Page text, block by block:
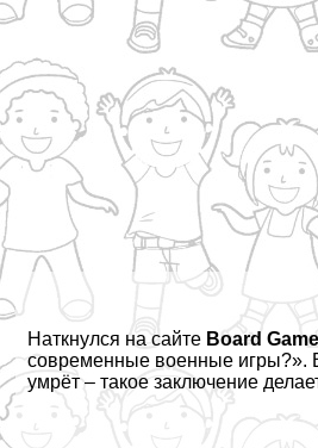
Наткнулся на сайте Board
современные военные игры?».
умрёт – такое заключение